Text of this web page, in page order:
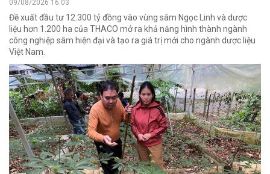
09/08/2026 16:03
Đề xuất đầu tư 12.300 tỷ đồng vào vùng sâm Ngọc Linh và dược
liệu hơn 1.200 ha của THACO mở ra khả năng hình thành ngành
công nghiệp sâm hiện đại và tạo ra giá trị mới cho ngành dược liệu
Việt Nam.